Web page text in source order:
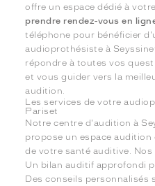
offre un espace dédié à
prendre rendez-vous en
téléphone pour bénéficier
audioprothésiste à
répondre à toutes vos
et vous guider vers la
audition.
Les services de votre
Pariset
Notre centre d'audition à
propose un espace
de votre santé auditive. Nos
Un bilan auditif approfondi
Des conseils personnalisés